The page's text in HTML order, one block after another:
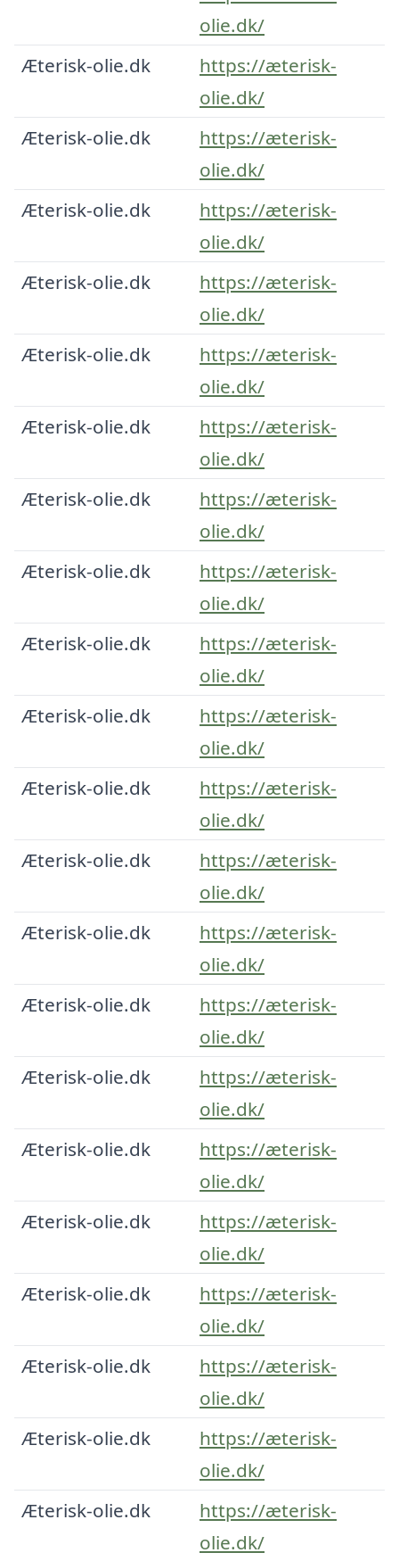
olie.dk/
Æterisk-olie.dk
https://æterisk-
olie.dk/
Æterisk-olie.dk
https://æterisk-
olie.dk/
Æterisk-olie.dk
https://æterisk-
olie.dk/
Æterisk-olie.dk
https://æterisk-
olie.dk/
Æterisk-olie.dk
https://æterisk-
olie.dk/
Æterisk-olie.dk
https://æterisk-
olie.dk/
Æterisk-olie.dk
https://æterisk-
olie.dk/
Æterisk-olie.dk
https://æterisk-
olie.dk/
Æterisk-olie.dk
https://æterisk-
olie.dk/
Æterisk-olie.dk
https://æterisk-
olie.dk/
Æterisk-olie.dk
https://æterisk-
olie.dk/
Æterisk-olie.dk
https://æterisk-
olie.dk/
Æterisk-olie.dk
https://æterisk-
olie.dk/
Æterisk-olie.dk
https://æterisk-
olie.dk/
Æterisk-olie.dk
https://æterisk-
olie.dk/
Æterisk-olie.dk
https://æterisk-
olie.dk/
Æterisk-olie.dk
https://æterisk-
olie.dk/
Æterisk-olie.dk
https://æterisk-
olie.dk/
Æterisk-olie.dk
https://æterisk-
olie.dk/
Æterisk-olie.dk
https://æterisk-
olie.dk/
Æterisk-olie.dk
https://æterisk-
olie.dk/